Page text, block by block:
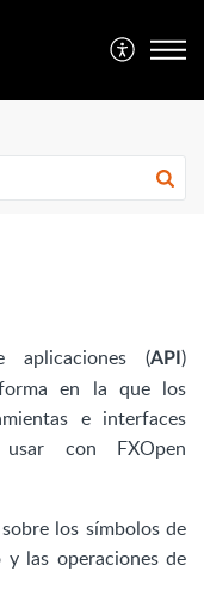
aplicaciones (API )
en la que los
e interfaces
usar con FXOpen
los símbolos de
las operaciones de